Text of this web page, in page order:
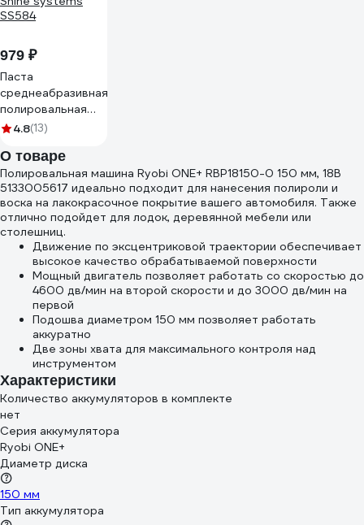
979 ₽
Паста
среднеабразивная
полировальная
FastPolish 200 мл
SS584
4.8(13)
О товаре
Полировальная машина Ryobi ONE+ RBP18150-0 150 мм, 18В
5133005617 идеально подходит для нанесения полироли и
воска на лакокрасочное покрытие вашего автомобиля. Также
отлично подойдет для лодок, деревянной мебели или
столешниц.
Движение по эксцентриковой траектории обеспечивает
высокое качество обрабатываемой поверхности
Мощный двигатель позволяет работать со скоростью до
4600 дв/мин на второй скорости и до 3000 дв/мин на
первой
Подошва диаметром 150 мм позволяет работать
аккуратно
Две зоны хвата для максимального контроля над
инструментом
Характеристики
Количество аккумуляторов в комплекте
нет
Серия аккумулятора
Ryobi ONE+
Диаметр диска
150 мм
Тип аккумулятора